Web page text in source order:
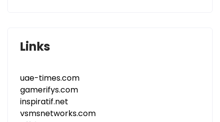
Links
uae-times.com
gamerifys.com
inspiratif.net
vsmsnetworks.com